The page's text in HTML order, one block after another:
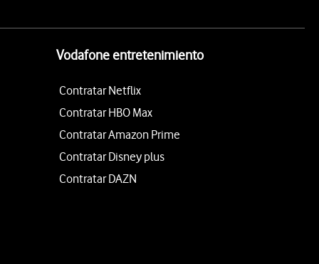
Vodafone entretenimiento
Contratar Netflix
Contratar HBO Max
Contratar Amazon Prime
Contratar Disney plus
Contratar DAZN